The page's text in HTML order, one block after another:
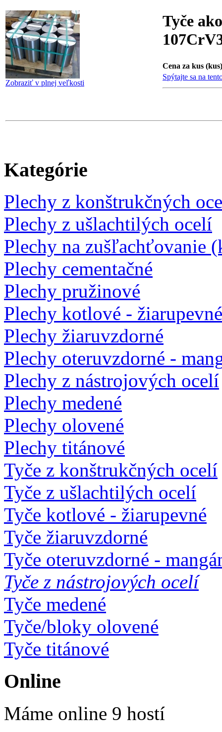
Zobraziť v plnej veľkosti
Tyče
Cena za kus
Spýtajte sa na
Kategórie
Plechy z konštrukčných
Plechy z ušlachtilých ocelí
Plechy na zušľachťovanie
Plechy cementačné
Plechy pružinové
Plechy kotlové - žiarupevné
Plechy žiaruvzdorné
Plechy oteruvzdorné -
Plechy z nástrojových ocelí
Plechy medené
Plechy olovené
Plechy titánové
Tyče z konštrukčných ocelí
Tyče z ušlachtilých ocelí
Tyče kotlové - žiarupevné
Tyče žiaruvzdorné
Tyče oteruvzdorné -
Tyče z nástrojových ocelí
Tyče medené
Tyče/bloky olovené
Tyče titánové
Online
Máme online 9 hostí